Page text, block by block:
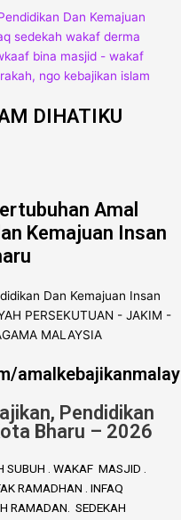
DIHATIKU
Amal
Kemajuan Insan
Pendidikan
Bharu – 2026
SUBUH . WAKAF MASJID .
RAMADHAN . INFAQ
RAMADAN. SEDEKAH